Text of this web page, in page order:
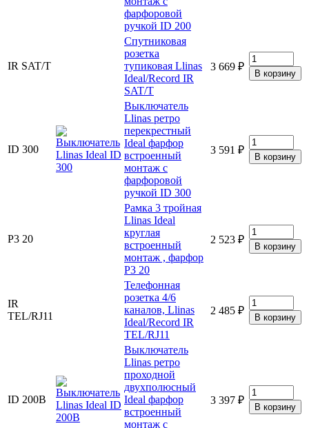
фарфоровой
ручкой ID 200
IR SAT/T
Спутниковая
розетка
тупиковая Llinas
Ideal/Record IR
SAT/T
3 669 ₽
ID 300
Выключатель
Llinas ретро
перекрестный
Ideal фарфор
встроенный
монтаж с
фарфоровой
ручкой ID 300
3 591 ₽
Р3 20
Рамка 3 тройная
Llinas Ideal
круглая
встроенный
монтаж , фарфор
Р3 20
2 523 ₽
IR
TEL/RJ11
Телефонная
розетка 4/6
каналов, Llinas
Ideal/Record IR
TEL/RJ11
2 485 ₽
ID 200B
Выключатель
Llinas ретро
проходной
двухполюсный
Ideal фарфор
встроенный
монтаж с
3 397 ₽